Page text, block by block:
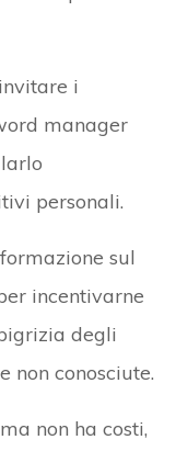
i
manager
personali.
sul
incentivarne
degli
non conosciute.
non ha costi,